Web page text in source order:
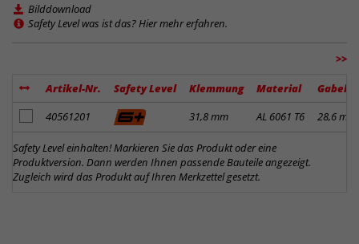
Bilddownload
Safety Level was ist das? Hier mehr erfahren.
>>
Artikel-Nr. Safety Level Klemmung Material
Artikel zum Merkzettel hinzufügen
40561201 31,8 mm AL 6061 T6 28,6 mm
Safety Level einhalten! Markieren Sie das Produkt oder eine
Produktversion. Dann werden Ihnen passende Bauteile angezeigt.
Zugleich wird das Produkt auf Ihren Merkzettel gesetzt.